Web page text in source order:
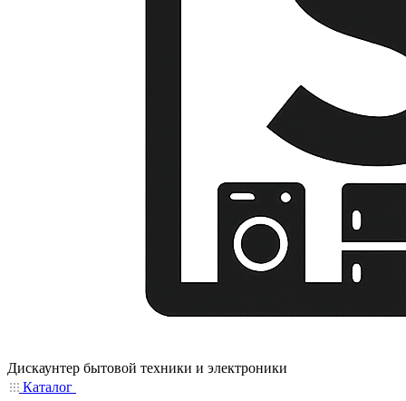
Дискаунтер бытовой техники и электроники
Каталог